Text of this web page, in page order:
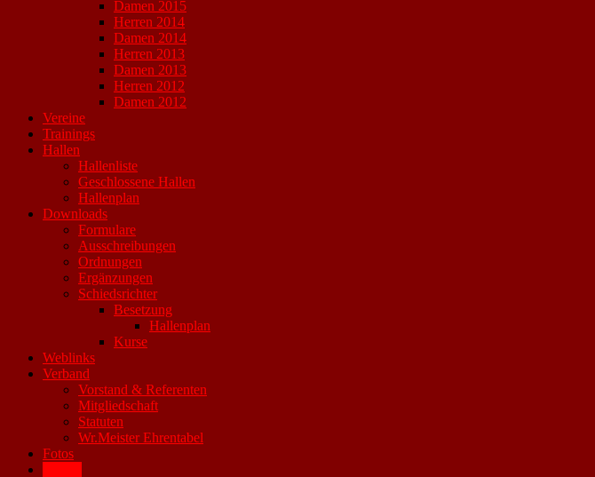
Damen 2015
Herren 2014
Damen 2014
Herren 2013
Damen 2013
Herren 2012
Damen 2012
Vereine
Trainings
Hallen
Hallenliste
Geschlossene Hallen
Hallenplan
Downloads
Formulare
Ausschreibungen
Ordnungen
Ergänzungen
Schiedsrichter
Besetzung
Hallenplan
Kurse
Weblinks
Verband
Vorstand & Referenten
Mitgliedschaft
Statuten
Wr.Meister Ehrentabel
Fotos